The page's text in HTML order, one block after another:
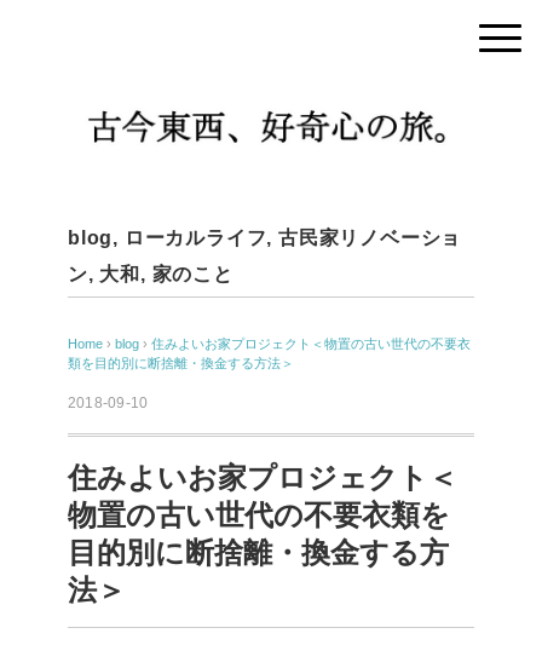
blog, ローカルライフ,古民家リノベーショ
ン, 大和 , 家のこと
Home › blog › 住みよいお家プロジェクト＜物置の古い世代の不要衣
類を目的別に断捨離・換金する方法＞
2018-09-10
住みよいお家プロジェクト＜
物置の古い世代の不要衣類を
目的別に断捨離・換金する方
法＞